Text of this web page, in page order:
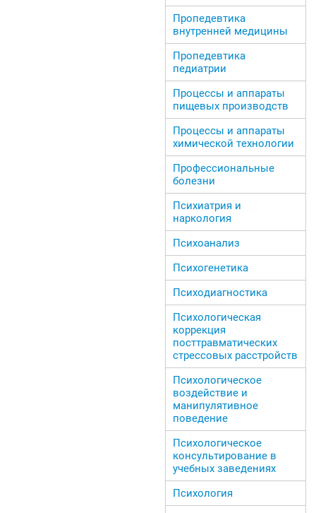
Пропедевтика
внутренней медицины
Пропедевтика
педиатрии
Процессы и аппараты
пищевых производств
Процессы и аппараты
химической технологии
Профессиональные
болезни
Психиатрия и
наркология
Психоанализ
Психогенетика
Психодиагностика
Психологическая
коррекция
посттравматических
стрессовых расстройств
Психологическое
воздействие и
манипулятивное
поведение
Психологическое
консультирование в
учебных заведениях
Психология